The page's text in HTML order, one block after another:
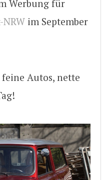
Werbung für
im September
feine Autos, nette